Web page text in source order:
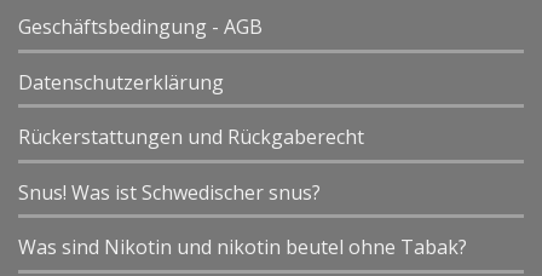
Geschäftsbedingung - AGB
Datenschutzerklärung
Rückerstattungen und Rückgaberecht
Snus! Was ist Schwedischer snus?
Was sind Nikotin und nikotin beutel ohne Tabak?